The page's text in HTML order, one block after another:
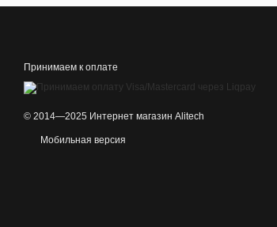
Принимаем к оплате
© 2014—2025 Интернет магазин Alitech
Мобильная версия